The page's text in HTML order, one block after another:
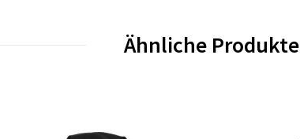
Ähnliche Produkte